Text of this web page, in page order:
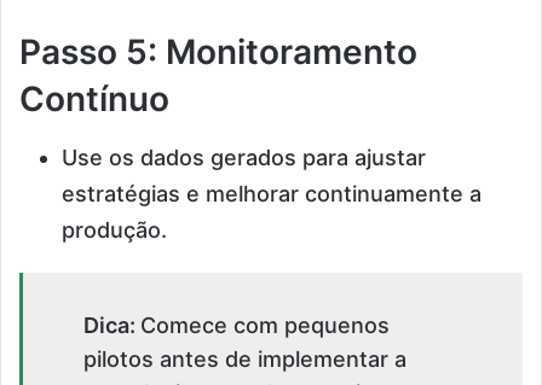
Passo 5: Monitoramento
Contínuo
Use os dados gerados para ajustar
estratégias e melhorar continuamente a
produção.
Dica: Comece com pequenos
pilotos antes de implementar a